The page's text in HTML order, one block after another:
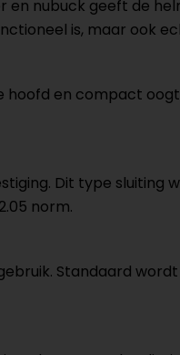
en nubuck geeft de
is, maar ook
hoofd en compact
Dit type sluiting
norm.
Standaard